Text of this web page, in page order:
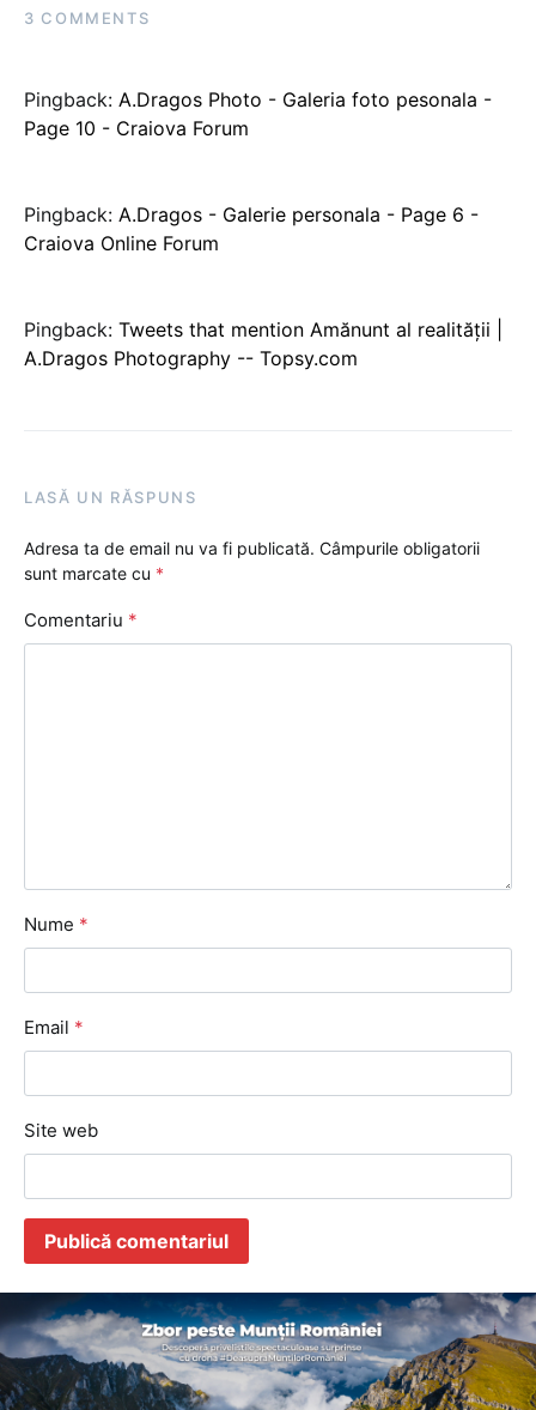
3 COMMENTS
Pingback: A.Dragos Photo - Galeria foto pesonala -
Page 10 - Craiova Forum
Pingback: A.Dragos - Galerie personala - Page 6 -
Craiova Online Forum
Pingback: Tweets that mention Amănunt al realităţii |
A.Dragos Photography -- Topsy.com
LASĂ UN RĂSPUNS
Adresa ta de email nu va fi publicată. Câmpurile obligatorii
sunt marcate cu *
Comentariu *
Nume *
Email *
Site web